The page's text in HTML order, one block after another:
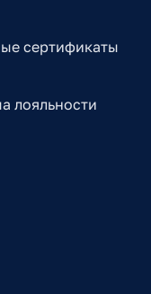
сертификаты
лояльности